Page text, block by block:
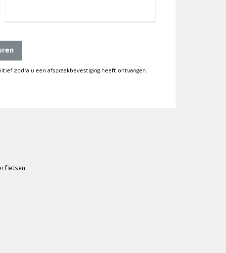
zodra u een afspraakbevestiging heeft ontvangen.
fietsen